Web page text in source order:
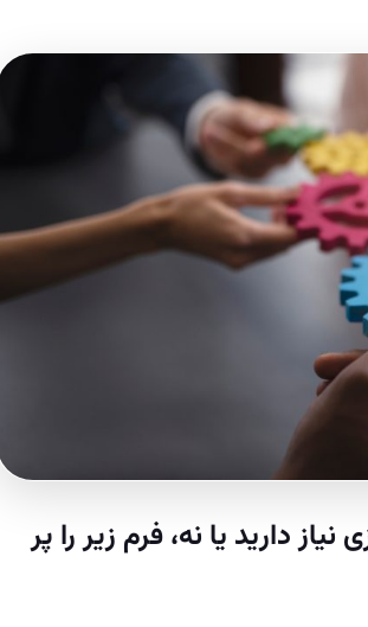
دارید یا نه، فرم زیر را پر